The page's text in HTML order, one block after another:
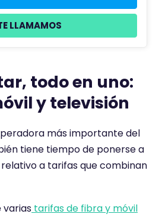
LLAMAMOS
todo en uno:
y televisión
más importante del
tiene tiempo de ponerse a
a tarifas que combinan
varias tarifas de fibra y móvil